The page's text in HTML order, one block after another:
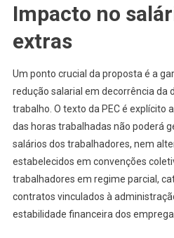
Impacto no
extras
Um ponto crucial da proposta é a
redução salarial em decorrência da
trabalho. O texto da PEC é explícito
das horas trabalhadas não poderá
salários dos trabalhadores, nem
estabelecidos em convenções
trabalhadores em regime parcial,
contratos vinculados à
estabilidade financeira dos